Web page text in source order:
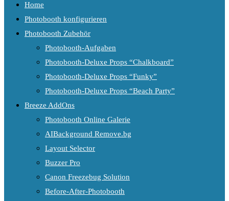
Home
Photobooth konfigurieren
Photobooth Zubehör
Photobooth-Aufgaben
Photobooth-Deluxe Props “Chalkboard”
Photobooth-Deluxe Props “Funky”
Photobooth-Deluxe Props “Beach Party”
Breeze AddOns
Photobooth Online Galerie
AIBackground Remove.bg
Layout Selector
Buzzer Pro
Canon Freezebug Solution
Before-After-Photobooth